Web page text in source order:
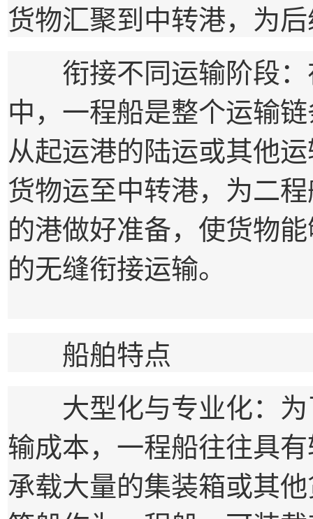
货物汇聚到中转港，为
衔接不同运输阶段：
中，一程船是整个运输
从起运港的陆运或其他
货物运至中转港，为二
的港做好准备，使货物
的无缝衔接运输。
船舶特点
大型化与专业化：为
输成本，一程船往往具
承载大量的集装箱或其